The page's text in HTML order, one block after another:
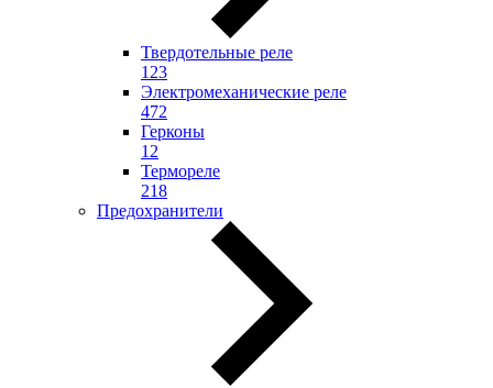
Твердотельные реле
123
Электромеханические реле
472
Герконы
12
Термореле
218
Предохранители